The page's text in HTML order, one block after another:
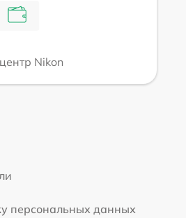
Nikon
персональных данных